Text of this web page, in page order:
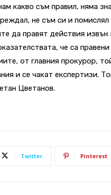
какво съм правил, няма
не съм си и помислял
да правят действия извън
че са правени
от главния прокурор,
и се чакат експертизи.
Цветанов.
Twitter Pinterest